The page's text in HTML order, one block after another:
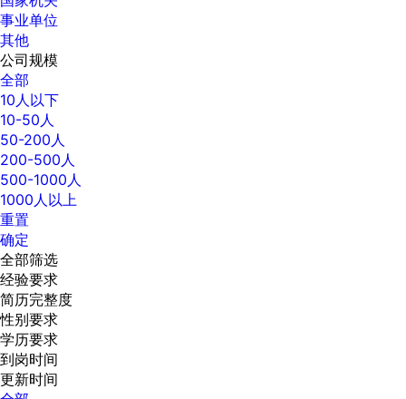
事业单位
其他
公司规模
全部
10人以下
10-50人
50-200人
200-500人
500-1000人
1000人以上
重置
确定
全部筛选
经验要求
简历完整度
性别要求
学历要求
到岗时间
更新时间